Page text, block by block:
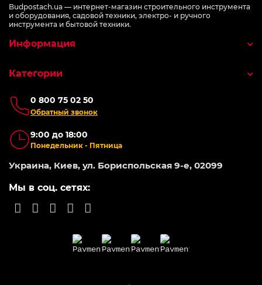
Budpostach.ua — интернет-магазин строительного инструмента
и оборудования, садовой техники, электро- и ручного
инструмента и бытовой техники.
0 800 75 02 50
Обратный звонок
9:00 до 18:00
Понедельник - Пятница
Украина, Киев, ул. Бориспольская 9-е, 02099
Мы в соц. сетях:
Информация
Категории